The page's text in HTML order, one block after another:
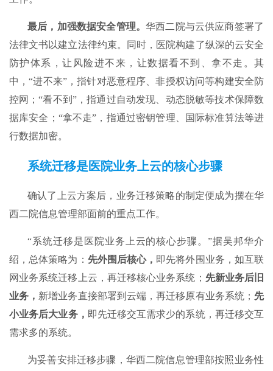
最后，加强数据安全管理。华西二院与云供应商签署了
法律文书以建立法律约束。同时，医院构建了纵深的云安全
防护体系，让风险进不来，让数据看不到、拿不走。其
中，“进不来”，指针对恶意程序、非授权访问等构建安全防
控网；“看不到”，指通过自动发现、动态脱敏等技术保障数
据库安全；“拿不走”，指通过密钥管理、国际标准算法等进
行数据加密。
系统迁移是医院业务上云的核心步骤
确认了上云方案后，业务迁移策略的制定便成为摆在华
西二院信息管理部面前的重点工作。
“系统迁移是医院业务上云的核心步骤。”据吴邦华介
绍，总体策略为： 先外围后核心， 即先将外围业务，如互联
网业务系统迁移上云，再迁移核心业务系统； 先新业务后旧
业务， 新增业务直接部署到云端，再迁移原有业务系统； 先
小业务后大业务， 即先迁移交互需求少的系统，再迁移交互
需求多的系统。
为妥善安排迁移步骤，华西二院信息管理部按照业务性